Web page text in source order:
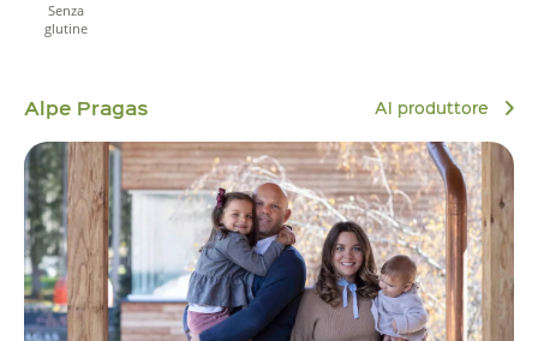
Senza
glutine
Alpe Pragas Al produttore